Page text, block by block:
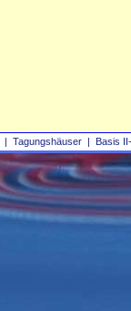
| Tagungshäuser | Basis